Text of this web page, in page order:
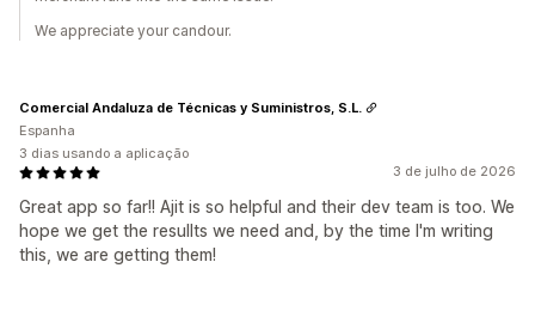
We appreciate your candour.
3 de julho de 2026
Great app so far!! Ajit is so helpful and their dev team is too. We
hope we get the resullts we need and, by the time I'm writing
this, we are getting them!
Comercial Andaluza de Técnicas y Suministros, S.L.
Espanha
3 dias usando a aplicação